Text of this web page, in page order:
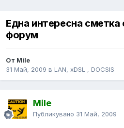
Една интересна сметка
форум
От Mile
31 Май, 2009 в LAN, xDSL , DOCSIS
Mile
Публикувано 31 Май, 2009